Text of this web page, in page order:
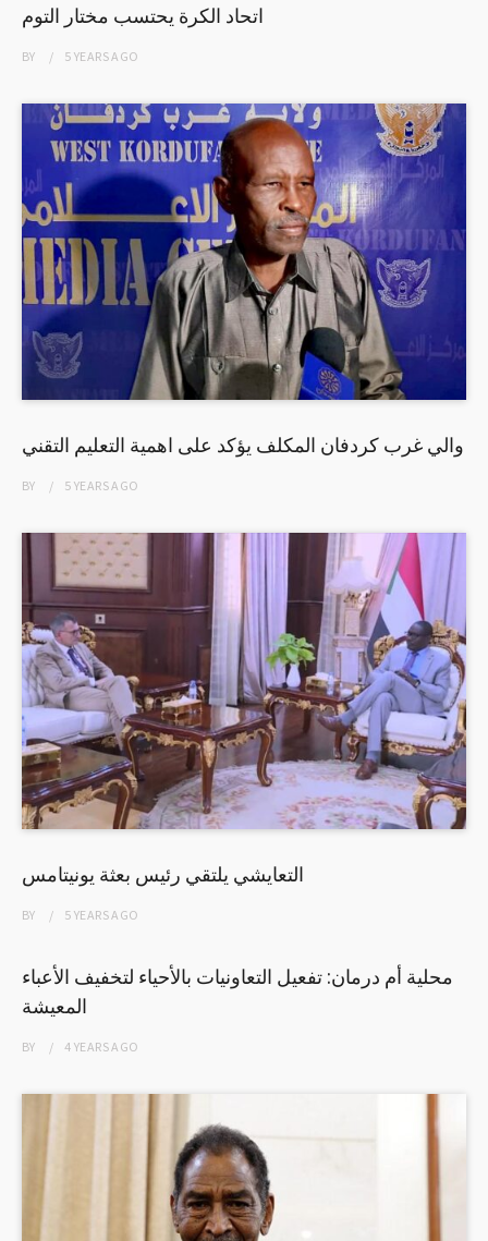
اتحاد الكرة يحتسب مختار التوم
BY 5 YEARSAGO
والي غرب كردفان المكلف يؤكد على اهمية التعليم التقني
BY 5 YEARSAGO
التعايشي يلتقي رئيس بعثة يونيتامس
BY 5 YEARSAGO
محلية أم درمان: تفعيل التعاونيات بالأحياء لتخفيف الأعباء
المعيشة
BY 4 YEARSAGO